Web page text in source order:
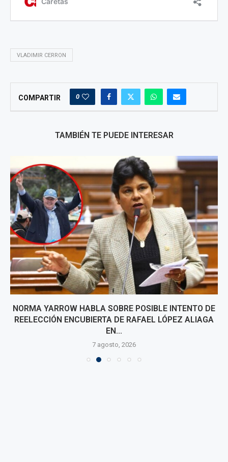
VLADIMIR CERRON
COMPARTIR 0
TAMBIÉN TE PUEDE INTERESAR
NORMA YARROW HABLA SOBRE POSIBLE INTENTO DE
REELECCIÓN ENCUBIERTA DE RAFAEL LÓPEZ ALIAGA
EN...
7 agosto, 2026